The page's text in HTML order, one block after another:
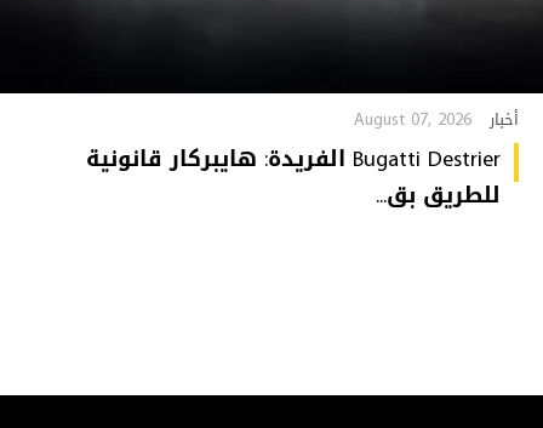
أخبار August 07, 2026
Bugatti Destrier الفريدة: هايبركار قانونية
للطريق بق...